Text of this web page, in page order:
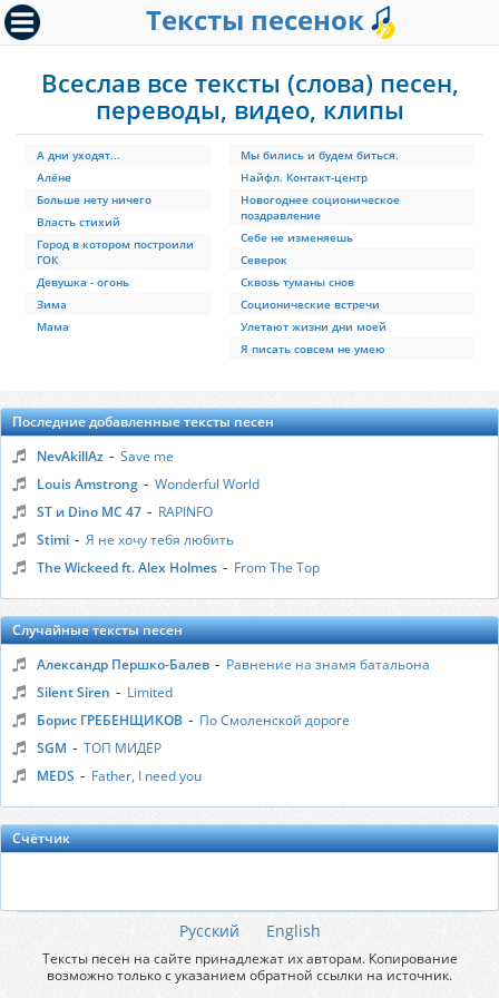
Тексты песенок
Всеслав все тексты (слова) песен,
переводы, видео, клипы
А дни уходят...
Алёне
Больше нету ничего
Власть стихий
Город в котором построили
ГОК
Девушка - огонь
Зима
Мама
Мы бились и будем биться.
Найфл. Контакт-центр
Новогоднее соционическое
поздравление
Себе не изменяешь
Северок
Сквозь туманы снов
Соционические встречи
Улетают жизни дни моей
Я писать совсем не умею
Последние добавленные тексты песен
NevAkillAz - Save me
Louis Amstrong - Wonderful World
ST и Dino MC 47 - RAPINFO
Stimi - Я не хочу тебя любить
The Wickeed ft. Alex Holmes - From The Top
Случайные тексты песен
Александр Першко-Балев - Равнение на знамя батальона
Silent Siren - Limited
Борис ГРЕБЕНЩИКОВ - По Смоленской дороге
SGM - ТОП МИДЕР
MEDS - Father, I need you
Счётчик
Русский English
Тексты песен на сайте принадлежат их авторам. Копирование
возможно только с указанием обратной ссылки на источник.